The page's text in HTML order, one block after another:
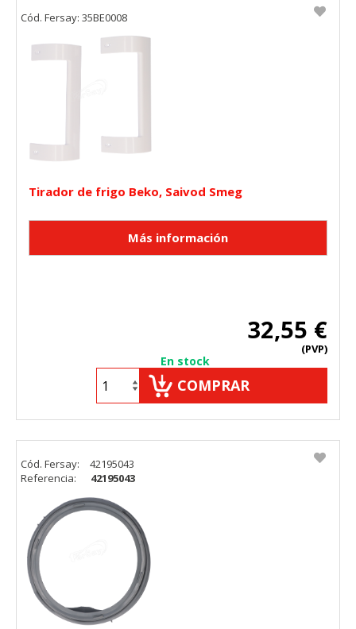
Tirador de frigo Beko, Saivod Smeg
32,55 €
(PVP)
En stock
COMPRAR
Cód. Fersay: 35BE0008
Cód. Fersay:
42195043
Referencia:
42195043
CONFIGURACIÓN DE COOKIES